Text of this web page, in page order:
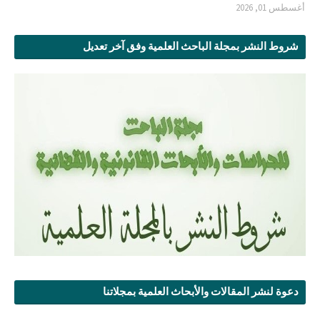
أغسطس 01, 2026
شروط النشر بمجلة الباحث العلمية وفق آخر تعديل
دعوة لنشر المقالات والأبحاث العلمية بمجلاتنا